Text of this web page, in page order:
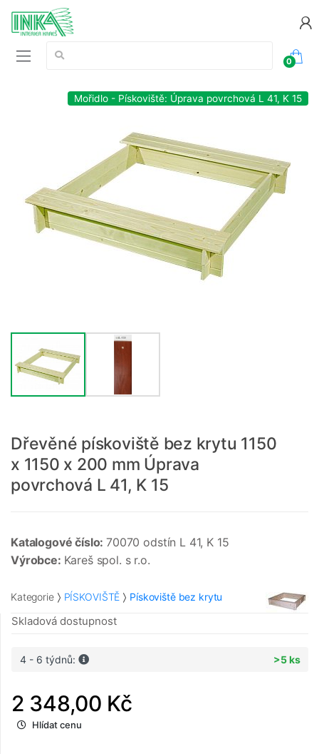
Vyhledávání:
0
Mořidlo - Pískoviště: Úprava povrchová L 41, K 15
Dřevěné pískoviště bez krytu 1150
x 1150 x 200 mm Úprava
povrchová L 41, K 15
Katalogové číslo: 70070 odstín L 41, K 15
Výrobce: Kareš spol. s r.o.
Kategorie PÍSKOVIŠTĚ Pískoviště bez krytu
Skladová dostupnost
4 - 6 týdnů: >5 ks
2 348,00 Kč
Hlídat cenu